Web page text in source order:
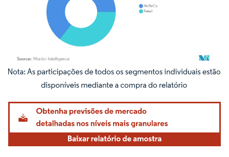
Imagem © Mordor Intelligence. O reuso requer atribuição conforme CC BY 4.0.